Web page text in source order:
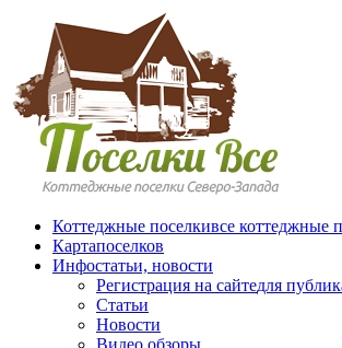
Перейти к основному содержанию
Коттеджные поселкивсе коттеджные
Картапоселков
Инфостатьи, новости
Регистрация на сайтедля
Статьи
Новости
Видео обзоры